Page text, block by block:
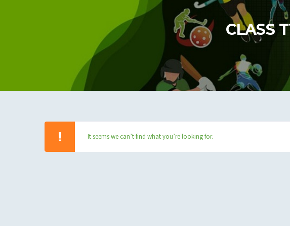
CLASS
It seems we can’t find what you’re looking for.